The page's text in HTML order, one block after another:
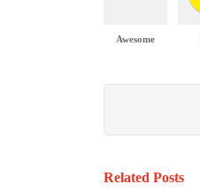
Awesome
Related Posts